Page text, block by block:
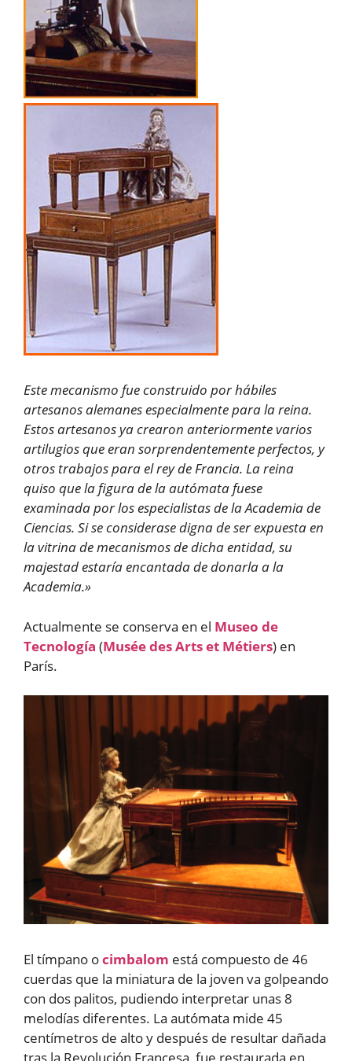
Este mecanismo fue construido por hábiles
artesanos alemanes especialmente para la reina.
Estos artesanos ya crearon anteriormente varios
artilugios que eran sorprendentemente perfectos, y
otros trabajos para el rey de Francia. La reina
quiso que la figura de la autómata fuese
examinada por los especialistas de la Academia de
Ciencias. Si se considerase digna de ser expuesta en
la vitrina de mecanismos de dicha entidad, su
majestad estaría encantada de donarla a la
Academia.»
Actualmente se conserva en el Museo de
Tecnología (Musée des Arts et Métiers) en
París.
El tímpano ocimbalom está compuesto de 46
cuerdas que la miniatura de la joven va golpeando
con dos palitos, pudiendo interpretar unas 8
melodías diferentes. La autómata mide 45
centímetros de alto y después de resultar dañada
tras la Revolución Francesa, fue restaurada en